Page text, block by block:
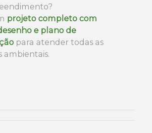
projeto completo com
e plano de
para atender todas as
ambientais.